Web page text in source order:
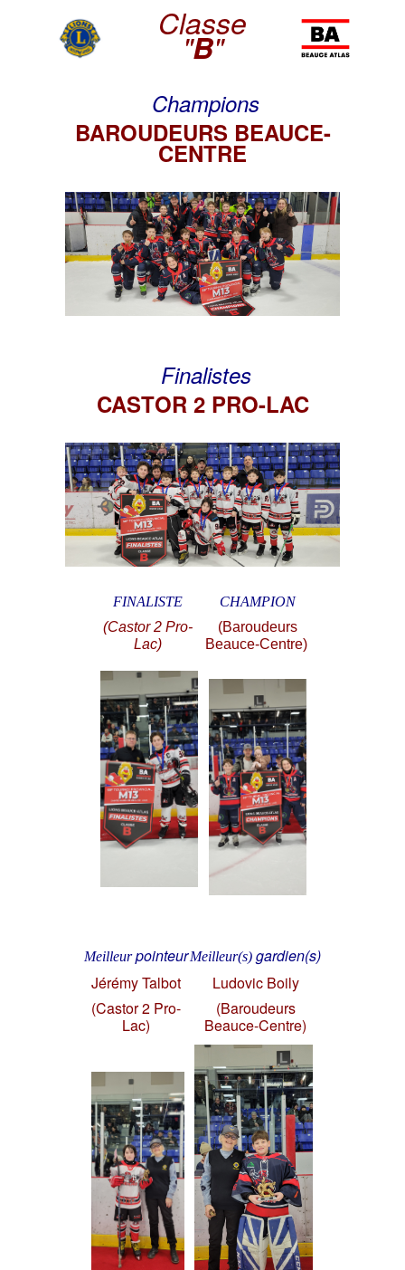
Classe
"B"
Champions
BAROUDEURS BEAUCE-
CENTRE
Finalistes
CASTOR 2 PRO-LAC
FINALISTE
(Castor 2 Pro-
Lac)
CHAMPION
(Baroudeurs
Beauce-Centre)
MeilleurpointeurMeilleur(s) gardien(s)
Jérémy Talbot
(Castor 2 Pro-
Lac)
Ludovic Boily
(Baroudeurs
Beauce-Centre)